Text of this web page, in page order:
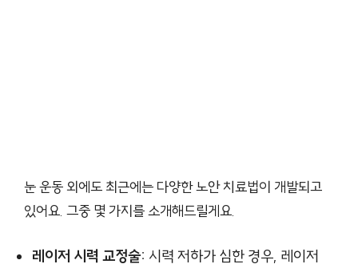
눈 운동 외에도 최근에는 다양한 노안 치료법이 개발되고
있어요. 그중 몇 가지를 소개해드릴게요.
레이저 시력 교정술: 시력 저하가 심한 경우, 레이저